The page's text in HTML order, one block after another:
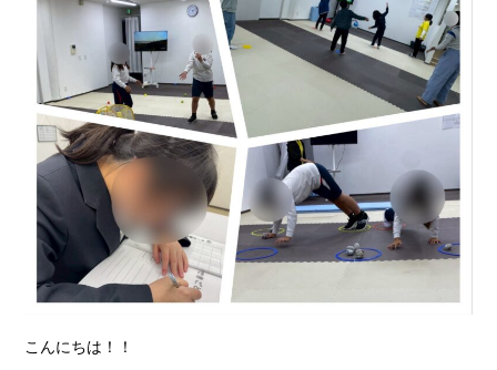
こんにちは！！